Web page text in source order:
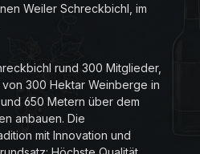
Weiler Schreckbichl, im
rund 300 Mitglieder,
300 Hektar Weinberge in
650 Metern über dem
anbauen. Die
mit Innovation und